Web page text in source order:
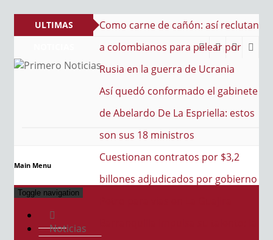
ULTIMAS
Como carne de cañón: así reclutan
a colombianos para pelear por
Rusia en la guerra de Ucrania
Así quedó conformado el gabinete
de Abelardo De La Espriella: estos
son sus 18 ministros
Cuestionan contratos por $3,2
billones adjudicados por gobierno
PRIMERO NOTICIAS
El mejor portal web de noticias de Barranquilla
Main Menu
Toggle navigation
Noticias